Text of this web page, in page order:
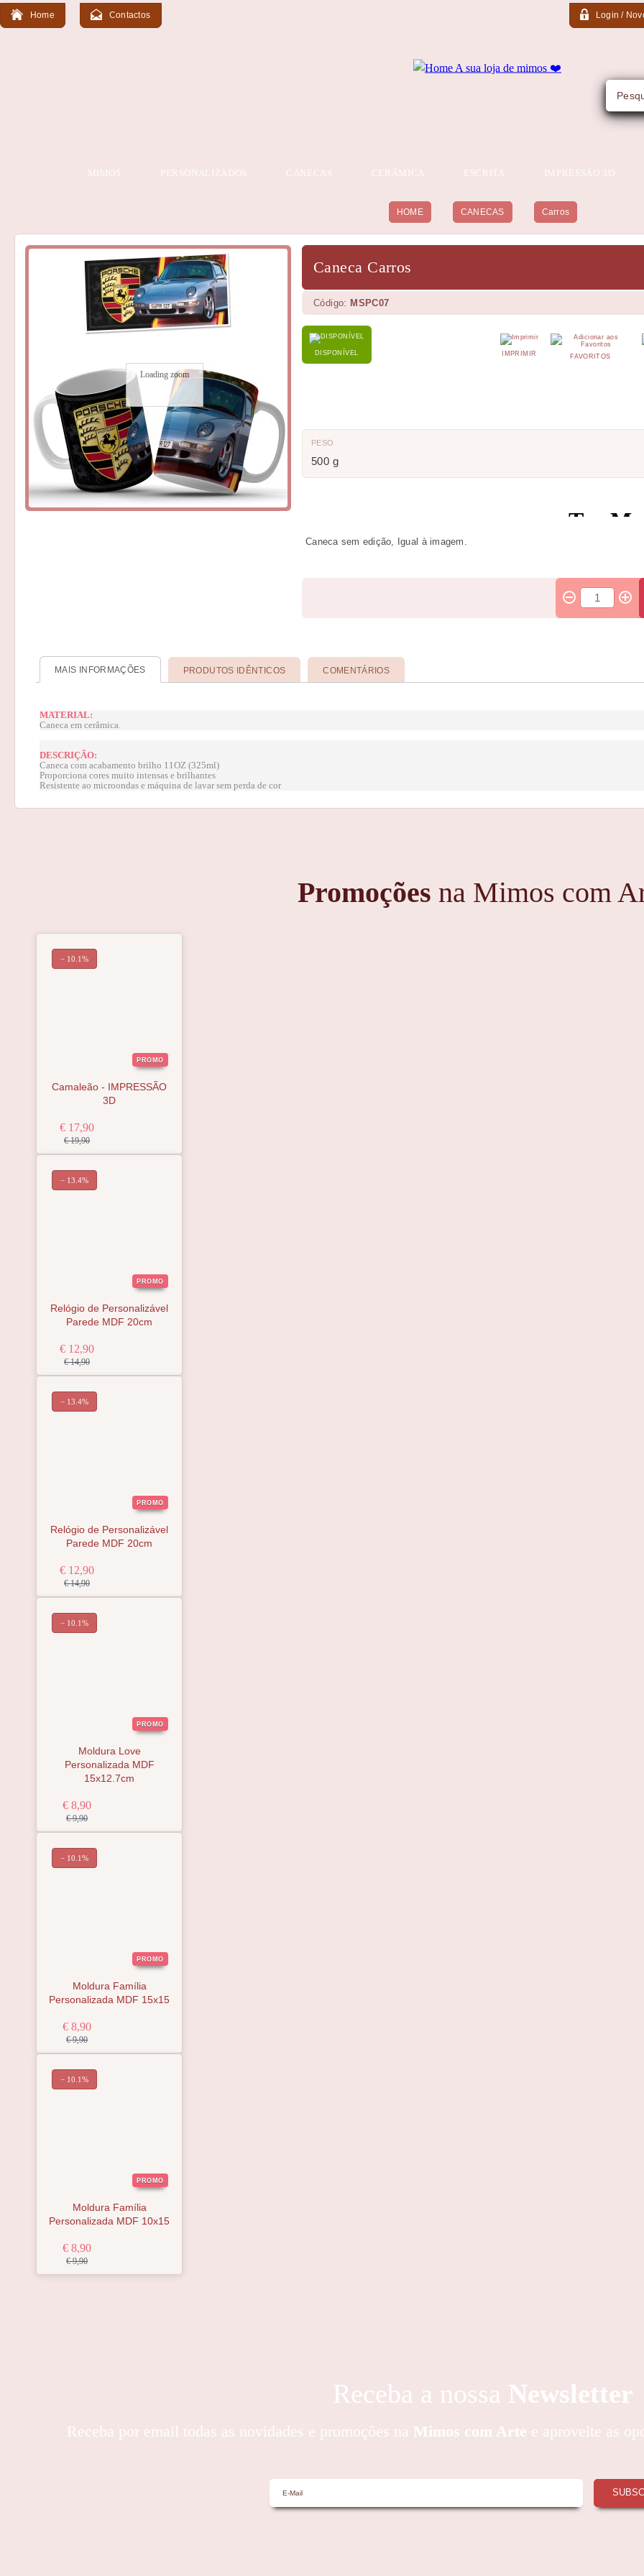
Home Contactos Login /
MIMOS PERSONALIZADOS CANECAS CERÂMICA ESCRITA IMPRESSÃO 3D
HOME CANECAS Carros
Loading zoom
Caneca Carros
Código: MSPC07
DISPONÍVEL FAVORITOS
IMPRIMIR
PESO
500 g
Caneca sem edição, Igual à imagem.
MAIS INFORMAÇÕES PRODUTOS IDÊNTICOS COMENTÁRIOS
MATERIAL:
Caneca em cerâmica.
DESCRIÇÃO:
Caneca com acabamento brilho 11OZ (325ml)
Proporciona cores muito intensas e brilhantes
Resistente ao microondas e máquina de lavar sem perda de cor
Promoções na Mimos com
PROMO
Camaleão - IMPRESSÃO
3D
€ 17,90
€ 19,90
− 10.1%
PROMO
Relógio de Personalizável
Parede MDF 20cm
€ 12,90
€ 14,90
− 13.4%
PROMO
Relógio de Personalizável
Parede MDF 20cm
€ 12,90
€ 14,90
− 13.4%
PROMO
Moldura Love
Personalizada MDF
15x12.7cm
€ 8,90
€ 9,90
− 10.1%
PROMO
Moldura Família
Personalizada MDF 15x15
€ 8,90
€ 9,90
− 10.1%
PROMO
Moldura Família
Personalizada MDF 10x15
€ 8,90
€ 9,90
− 10.1%
Receba a nossa Newsletter
Receba por email todas as novidades e promoções na Mimos com Arte e aproveite as